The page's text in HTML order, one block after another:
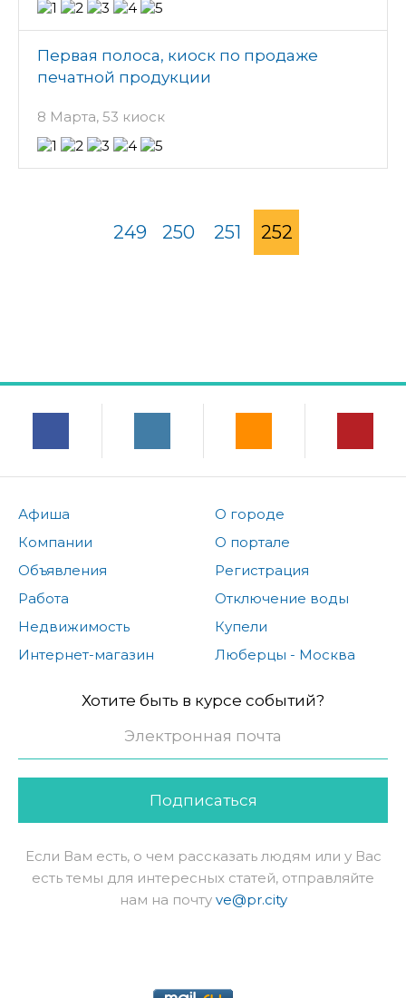
Первая полоса, киоск по продаже
печатной продукции
8 Марта, 53 киоск
249 250 251 252
Афиша
Компании
Объявления
Работа
Недвижимость
Интернет-магазин
О городе
О портале
Регистрация
Отключение воды
Купели
Люберцы - Москва
Хотите быть в курсе событий?
Подписаться
Если Вам есть, о чем рассказать людям или у Вас
есть темы для интересных статей, отправляйте
нам на почту ve@pr.city